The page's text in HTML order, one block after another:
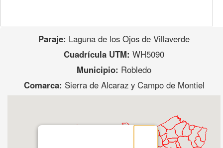
Paraje: Laguna de los Ojos de Villaverde
Cuadrícula UTM: WH5090
Municipio: Robledo
Comarca: Sierra de Alcaraz y Campo de Montiel